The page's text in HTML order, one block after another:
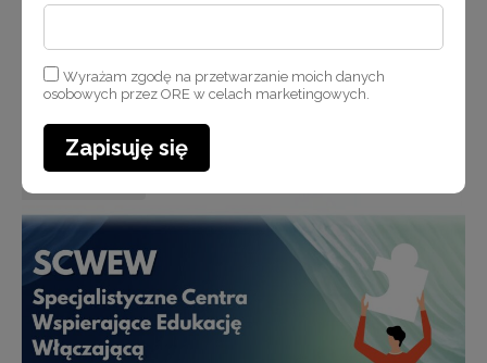
Wyrażam zgodę na przetwarzanie moich danych
osobowych przez ORE w celach marketingowych.
Zapisuję się